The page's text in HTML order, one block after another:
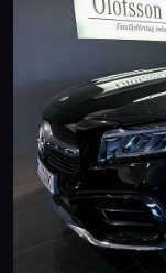
Elhissar (fram
Elinfällbara
Eluppvärmda
Euro 6
Euro NCAP 5
Fartbegränsare
Farthållare
Fällbara baksäten